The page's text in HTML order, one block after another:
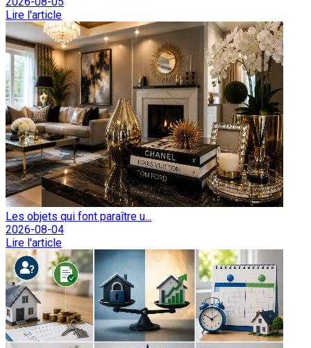
Lire l'article
Les objets qui font paraître u...
2026-08-04
Lire l'article